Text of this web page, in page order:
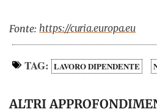
Fonte: https://curia.europa.eu
TAG: LAVORO DIPENDENTE
ALTRI